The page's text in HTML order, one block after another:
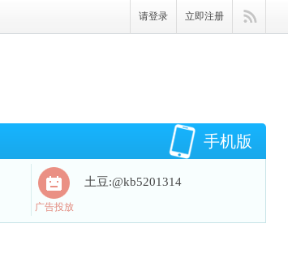
请登录 立即注册
手机版
土豆:@kb5201314
广告投放